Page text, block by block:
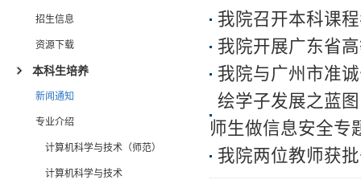
招生信息
资源下载
本科生培养
新闻通知
专业介绍
计算机科学与技术（师范）
计算机科学与技术
我院召开本科课
我院开展广东省
我院与广州市准
绘学子发展之蓝
师生做信息安全专
我院两位教师获